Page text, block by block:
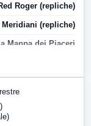
Roger (repliche)
Meridiani (repliche)
Mappa dei Piaceri